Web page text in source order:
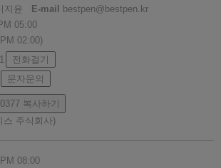
지윤 E-mail
bestpen@bestpen.kr
05:00
02:00)
전화걸기
문자문의
복사하기
스 주식회사)
08:00